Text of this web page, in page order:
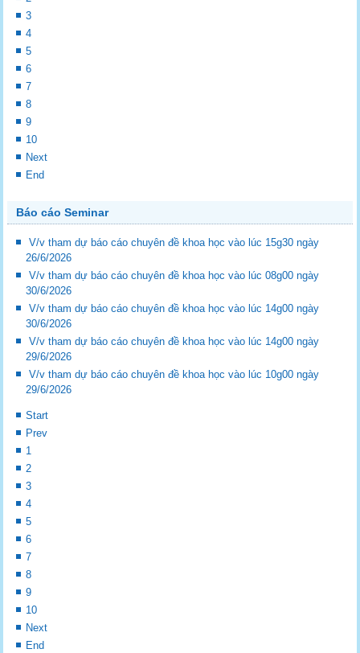
3
4
5
6
7
8
9
10
Next
End
Báo cáo Seminar
V/v tham dự báo cáo chuyên đề khoa học vào lúc 15g30 ngày
26/6/2026
V/v tham dự báo cáo chuyên đề khoa học vào lúc 08g00 ngày
30/6/2026
V/v tham dự báo cáo chuyên đề khoa học vào lúc 14g00 ngày
30/6/2026
V/v tham dự báo cáo chuyên đề khoa học vào lúc 14g00 ngày
29/6/2026
V/v tham dự báo cáo chuyên đề khoa học vào lúc 10g00 ngày
29/6/2026
Start
Prev
1
2
3
4
5
6
7
8
9
10
Next
End